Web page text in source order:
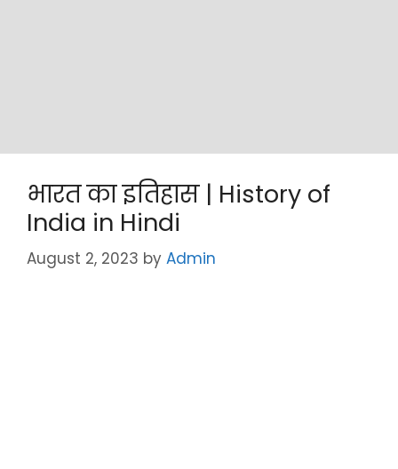
भारत का इतिहास | History of
India in Hindi
August 2, 2023 by Admin